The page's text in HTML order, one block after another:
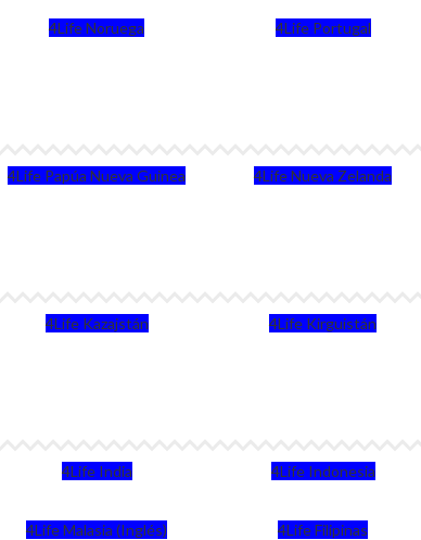
4Life Noruega 4Life Portugal
4Life Papúa Nueva Guinea 4Life Nueva Zelanda
4Life Kazajstán 4Life Kirguistán
4Life India 4Life Indonesia
4Life Malasia (Inglés) 4Life Filipinas